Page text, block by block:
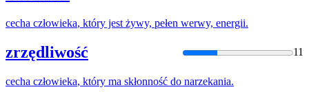
cecha człowieka, który jest żywy, pełen werwy, energii.
zrzędliwość 11
cecha człowieka, który ma skłonność do narzekania.